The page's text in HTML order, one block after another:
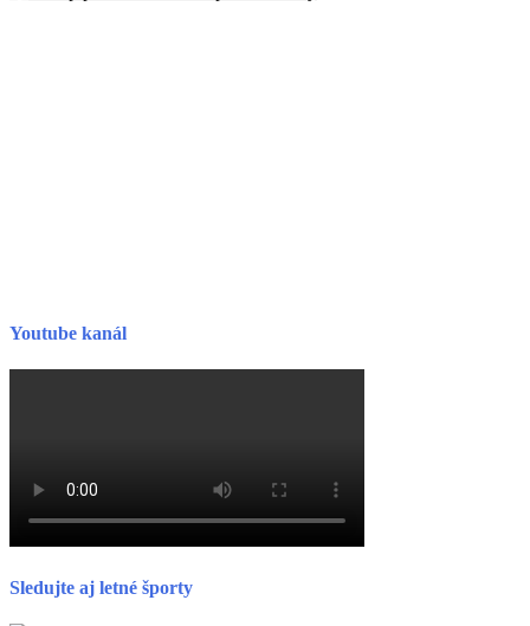
Youtube kanál
Sledujte aj letné športy